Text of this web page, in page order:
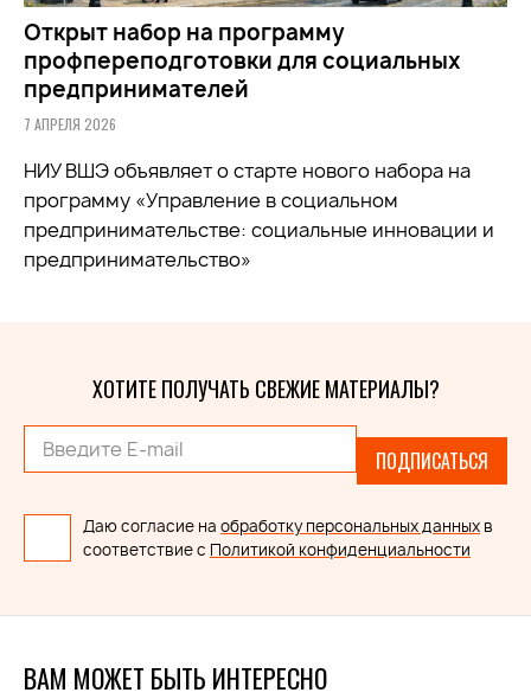
Открыт набор на программу
профпереподготовки для социальных
предпринимателей
7 АПРЕЛЯ 2026
НИУ ВШЭ объявляет о старте нового набора на
программу «Управление в социальном
предпринимательстве: социальные инновации и
предпринимательство»
ХОТИТЕ ПОЛУЧАТЬ СВЕЖИЕ МАТЕРИАЛЫ?
ПОДПИСАТЬСЯ
Даю согласие на обработку персональных данных в
соответствие с Политикой конфиденциальности
ВАМ МОЖЕТ БЫТЬ ИНТЕРЕСНО